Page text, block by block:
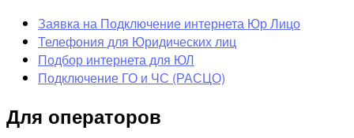
Заявка на Подключение интернета Юр Лицо
Телефония для Юридических лиц
Подбор интернета для ЮЛ
Подключение ГО и ЧС (РАСЦО)
Для операторов